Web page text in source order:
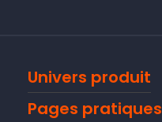
2306
( 11/02/21 )
Univers produit
Pages pratiques